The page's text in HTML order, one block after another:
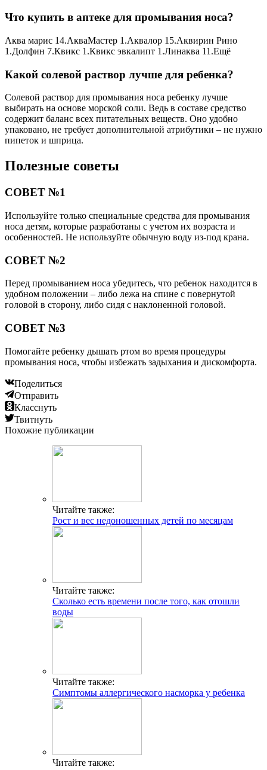
Что купить в аптеке для промывания носа?
Аква марис 14.АкваМастер 1.Аквалор 15.Аквирин Рино
1.Долфин 7.Квикс 1.Квикс эвкалипт 1.Линаква 11.Ещё
Какой солевой раствор лучше для ребенка?
Солевой раствор для промывания носа ребенку лучше
выбирать на основе морской соли. Ведь в составе средство
содержит баланс всех питательных веществ. Оно удобно
упаковано, не требует дополнительной атрибутики – не нужно
пипеток и шприца.
Полезные советы
СОВЕТ №1
Используйте только специальные средства для промывания
носа детям, которые разработаны с учетом их возраста и
особенностей. Не используйте обычную воду из-под крана.
СОВЕТ №2
Перед промыванием носа убедитесь, что ребенок находится в
удобном положении – либо лежа на спине с повернутой
головой в сторону, либо сидя с наклоненной головой.
СОВЕТ №3
Помогайте ребенку дышать ртом во время процедуры
промывания носа, чтобы избежать задыхания и дискомфорта.
Поделиться
Отправить
Класснуть
Твитнуть
Похожие публикации
Читайте также:
Рост и вес недоношенных детей по месяцам
Читайте также:
Сколько есть времени после того, как отошли
воды
Читайте также:
Симптомы аллергического насморка у ребенка
Читайте также: